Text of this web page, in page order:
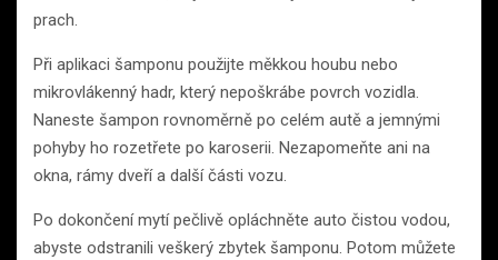
prach.
Při aplikaci šamponu použijte měkkou houbu nebo
mikrovlákenný hadr, který nepoškrábe povrch vozidla.
Naneste šampon rovnoměrně po celém autě a jemnými
pohyby ho rozetřete po karoserii. Nezapomeňte ani na
okna, rámy dveří a další části vozu.
Po dokončení mytí pečlivě opláchněte auto čistou vodou,
abyste odstranili veškerý zbytek šamponu. Potom můžete